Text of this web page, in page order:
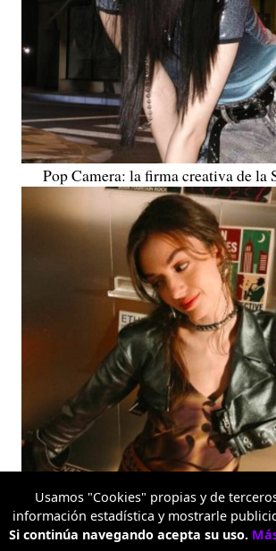
Pop Camera: la firma creativa de la
Usamos "Cookies" propias y de
información estadística y mostrarle
Si continúa navegando acepta su uso.